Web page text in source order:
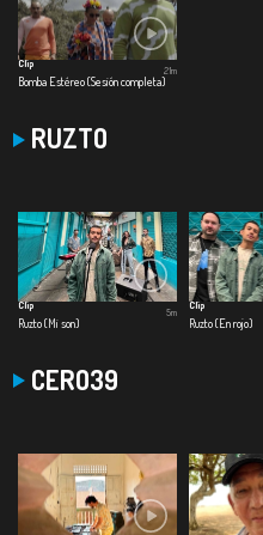
Clip
Bomba Estéreo (Sesión completa)
21m
RUZTO
Clip
Ruzto (Mi son)
5m
Clip
Ruzto (En rojo)
CERO39